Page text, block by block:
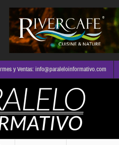
y Ventas: info@paraleloinformativo.com